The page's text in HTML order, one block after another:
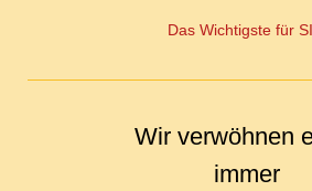
Das Wichtigste für
Wir verwöhnen
immer